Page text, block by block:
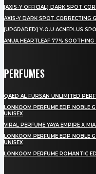
[AXIS-Y OFFICIAL] DARK SPOT
AXIS-Y DARK SPOT CORRECTING
[UPGRADED] Y.O.U ACNEPLUS
ANUA HEARTLEAF 77%
PERFUMES
QAED AL FURSAN UNLIMITED
LONKOOM PERFUME EDP NOBLE
UNISEX
VIRAL PERFUME YAYA EMPIRE X
LONKOOM PERFUME EDP NOBLE
UNISEX
LONKOOM PERFUME ROMANTIC